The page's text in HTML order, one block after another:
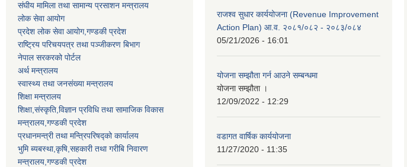
संघीय मामिला तथा सामान्य प्रसाशन मन्त्रालय
लोक सेवा आयोग
प्रदेश लोक सेवा आयोग,गण्डकी प्रदेश
राष्ट्रिय परिचयपत्र तथा पञ्जीकरण बिभाग
नेपाल सरकरको पोर्टल
अर्थ मन्त्रालय
स्वास्थ्य तथा जनसंख्या मन्त्रालय
शिक्षा मन्त्रालय
शिक्षा,संस्कृति,विज्ञान प्रविधि तथा सामाजिक विकास
मन्त्रालय,गण्डकी प्रदेश
प्रधानमन्त्री तथा मन्त्रिपरिषद्को कार्यालय
भुमि ब्यबस्था,कृषि,सहकारी तथा गरीबि निवारण
मन्त्रालय,गण्डकी प्रदेश
राजश्व सुधार कार्ययोजना (Revenue Improvement
Action Plan) आ.व. २०८१/०८२ - २०८३/०८४
05/21/2026 - 16:01
योजना सम्झौता गर्न आउने सम्बन्धमा
योजना सम्झौता ।
12/09/2022 - 12:29
वडागत वार्षिक कार्ययोजना
11/27/2020 - 11:35